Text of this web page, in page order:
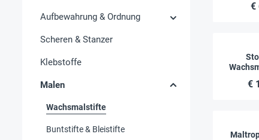
Aufbewahrung & Ordnung
Scheren & Stanzer
Klebstoffe
Malen
Wachsmalstifte
Buntstifte & Bleistifte
€
€